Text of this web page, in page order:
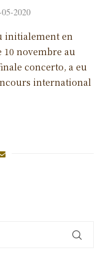
05-2020
initialement en
10 novembre au
concerto, a eu
international